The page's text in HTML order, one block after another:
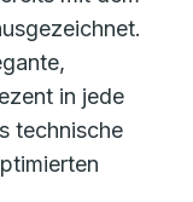
in jede
technische